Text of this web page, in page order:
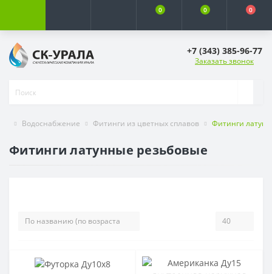
0 0 0
+7 (343) 385-96-77
Заказать звонок
Водоснабжение Фитинги из цветных сплавов Фитинги
Фитинги латунные резьбовые